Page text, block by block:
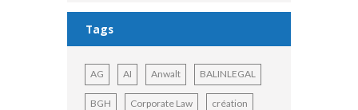
Tags
AG AI Anwalt BALINLEGAL
BGH Corporate Law création